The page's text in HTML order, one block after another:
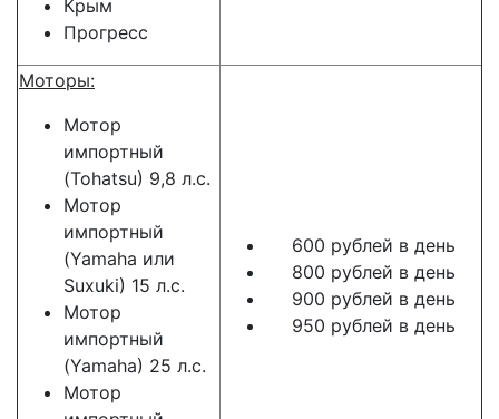
Крым
Прогресс
Моторы:
Мотор
импортный
(Tohatsu) 9,8 л.с.
Мотор
импортный
(Yamaha или
Suxuki) 15 л.с.
Мотор
импортный
(Yamaha) 25 л.с.
Мотор
600 рублей в день
800 рублей в день
900 рублей в день
950 рублей в день